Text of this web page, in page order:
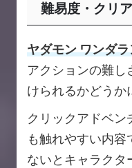
難易度・クリ
ヤダモン ワンダ
アクションの難し
けられるかどうか
クリックアドベン
も触れやすい内容
ないとキャラクタ